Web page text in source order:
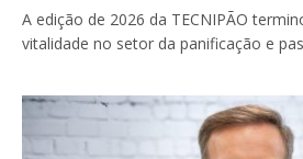
A edição de 2026 da TECNIPÃO
vitalidade no setor da panificação e